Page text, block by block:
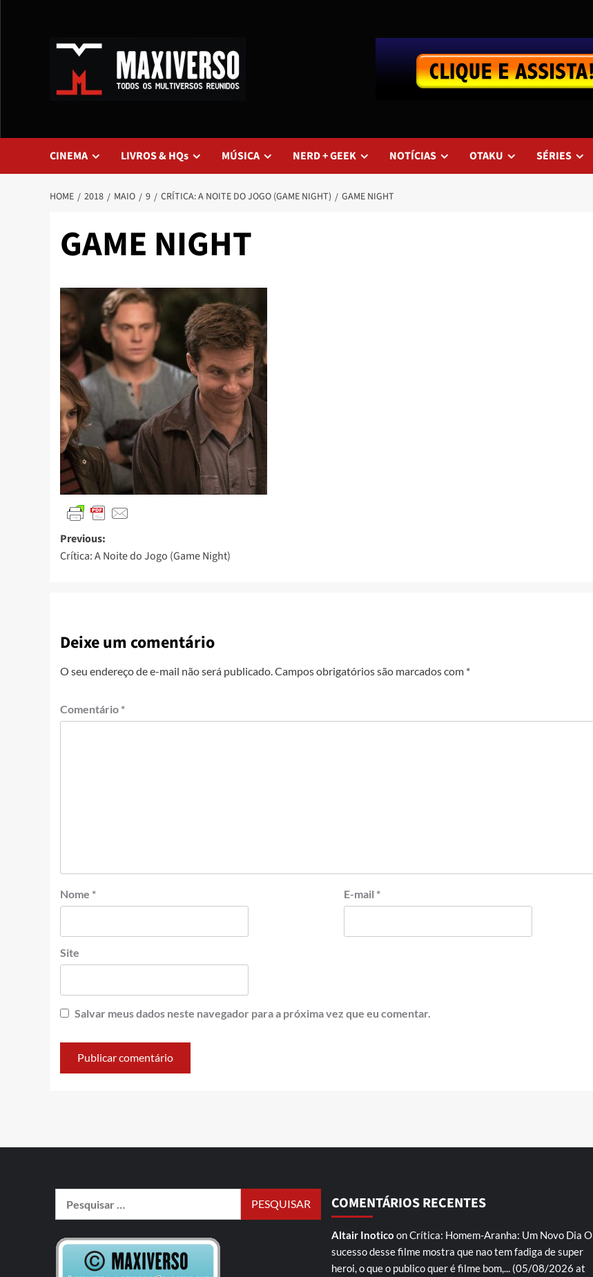
CINEMA LIVROS & HQs MÚSICA NERD + GEEK NOTÍCIAS OTAKU SÉRIES
HOME 2018 MAIO 9 CRÍTICA: A NOITE DO JOGO (GAME NIGHT) GAME NIGHT
GAME NIGHT
Previous:
Crítica: A Noite do Jogo (Game Night)
Deixe um comentário
O seu endereço de e-mail não será publicado.Campos obrigatórios são marcados com *
Comentário *
Nome * E-mail *
Site
Salvar meus dados neste navegador para a próxima vez que eu comentar.
COMENTÁRIOS RECENTES
Altair Inotico onCrítica: Homem-Aranha: Um Novo Dia O
sucesso desse filme mostra que nao tem fadiga de super
heroi, o que o publico quer é filme bom,... (05/08/2026 at